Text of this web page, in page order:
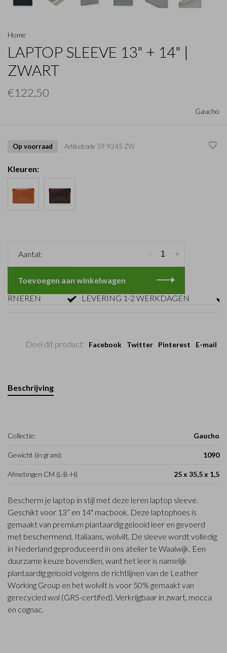
Home
LAPTOP SLEEVE 13" + 14" |
ZWART
€122,50
Gaucho
Op voorraad Artikelcode 59 9245 ZW
Kleuren:
Aantal: +
-
Toevoegen aan winkelwagen
LEVERING 1-2 WERKDAGEN
Deel dit product: Facebook Twitter Pinterest E-mail
Beschrijving
Collectie: Gaucho
Gewicht (in gram): 1090
Afmetingen CM (L-B-H) 25 x 35,5 x 1,5
Bescherm je laptop in stijl met deze leren laptop sleeve.
Geschikt voor 13” en 14" macbook. Deze laptophoes is
gemaakt van premium plantaardig gelooid leer en gevoerd
met beschermend, Italiaans, wolvilt. De sleeve wordt volledig
in Nederland geproduceerd in ons atelier te Waalwijk. Een
duurzame keuze bovendien, want het leer is namelijk
plantaardig gelooid volgens de richtlijnen van de Leather
Working Group en het wolvilt is voor 50% gemaakt van
gerecycled wol (GRS-certifed). Verkrijgbaar in zwart, mocca
en cognac.